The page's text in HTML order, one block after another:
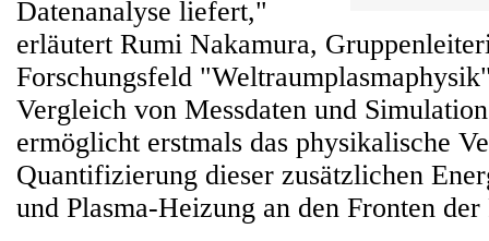
Datenanalyse liefert,"
erläutert Rumi Nakamura,
Forschungsfeld
Vergleich von Messdaten und
ermöglicht erstmals das physikalische
Quantifizierung dieser zusätzlichen
und Plasma-Heizung an den Fronten der